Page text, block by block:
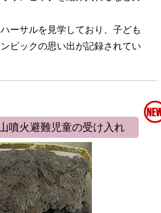
ーサルを見学しており、子ども
ピックの思い出が記録されてい
噴火避難児童の受け入れ